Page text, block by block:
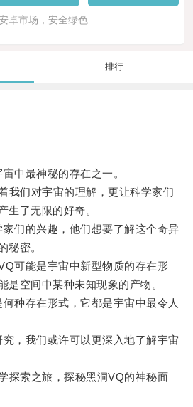
卓市场，安全绿色
排行
最神秘的存在之一。
们对宇宙的理解，更让科学家们
生了无限的好奇。
的兴趣，他们想要了解这个奇异
秘密。
能是宇宙中新型物质的存在形
是空间中某种未知现象的产物。
存在形式，它都是宇宙中最令人
我们或许可以更深入地了解宇宙
索之旅，探秘黑洞VQ的神秘面